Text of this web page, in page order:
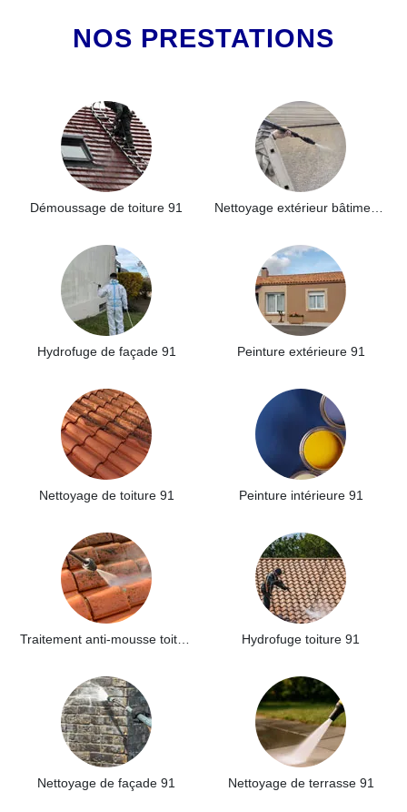
NOS PRESTATIONS
Démoussage de toiture 91
Hydrofuge de façade 91 Peinture extérieure 91
Nettoyage de toiture 91 Peinture intérieure 91
Hydrofuge toiture 91
Nettoyage de façade 91 Nettoyage de terrasse 91